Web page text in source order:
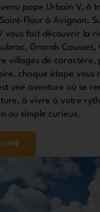
pape Urbain V, à
Flour à Avignon.
vous fait découvrir la
Grands
villages de caractère,
chaque étape vous
une aventure où se
à vivre à votre
ou simple curieux.